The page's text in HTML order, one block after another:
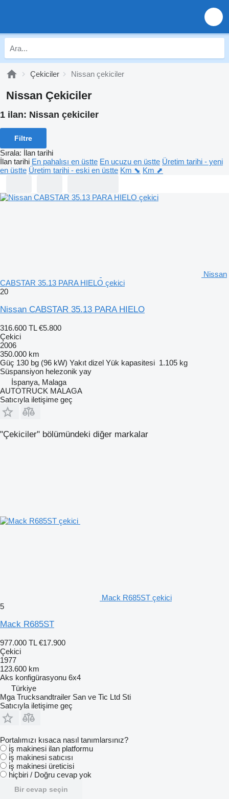
Çekiciler Nissan çekiciler
Nissan Çekiciler
1 ilan: Nissan çekiciler
Filtre
Sırala: İlan tarihi
İlan tarihi En pahalısı en üstte En ucuzu en üstte Üretim tarihi - yeni
en üstte Üretim tarihi - eski en üstte Km ⬊ Km ⬈
Nissan
CABSTAR 35.13 PARA HIELO çekici
20
Nissan CABSTAR 35.13 PARA HIELO
316.600 TL €5.800
Çekici
2006
350.000 km
Güç 130 bg (96 kW) Yakıt dizel Yük kapasitesi 1.105 kg
Süspansiyon helezonik yay
İspanya, Malaga
AUTOTRUCK MALAGA
Satıcıyla iletişime geç
"Çekiciler" bölümündeki diğer markalar
Mack R685ST çekici
5
Mack R685ST
977.000 TL €17.900
Çekici
1977
123.600 km
Aks konfigürasyonu 6x4
Türkiye
Mga Trucksandtrailer San ve Tic Ltd Sti
Satıcıyla iletişime geç
Portalımızı kısaca nasıl tanımlarsınız?
i̇ş makinesi ilan platformu
i̇ş makinesi satıcısı
i̇ş makinesi üreticisi
hiçbiri / Doğru cevap yok
Bir cevap seçin